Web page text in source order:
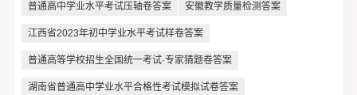
普通高中学业水平考试压轴卷答案 安徽教学质量检测答案
江西省2023年初中学业水平考试样卷答案
普通高等学校招生全国统一考试·专家猜题卷答案
湖南省普通高中学业水平合格性考试模拟试卷答案